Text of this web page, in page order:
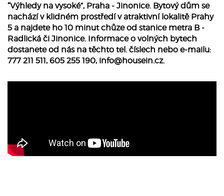
“Výhledy na vysoké”, Praha - Jinonice. Bytový dům se
nachází v klidném prostředí v atraktivní lokalitě Prahy
5 a najdete ho 10 minut chůze od stanice metra B -
Radlická či Jinonice. Informace o volných bytech
dostanete od nás na těchto tel. číslech nebo e-mailu:
777 211 511, 605 255 190, info@housein.cz.